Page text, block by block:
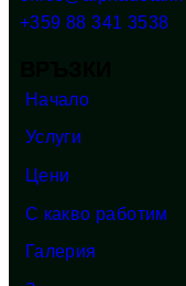
+359 88 341 3538
Начало
Услуги
Цени
С какво работим
Галерия